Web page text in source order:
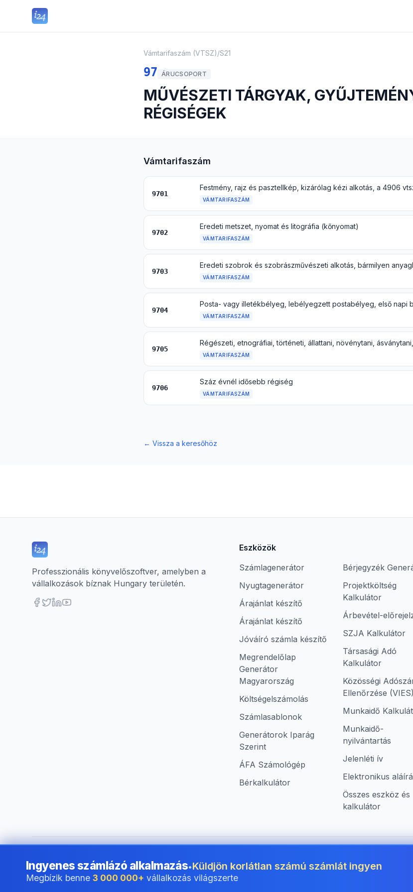
Vámtarifaszám (VTSZ)/S21
97 ÁRUCSOPORT
MŰVÉSZETI TÁRGYAK,
RÉGISÉGEK
Vámtarifaszám
9701
VÁMTARIFASZÁM
9702
Eredeti metszet, nyomat és litográfia (kőnyomat)
VÁMTARIFASZÁM
9703
Eredeti szobrok és szobrászművészeti alkotás, bármilyen
VÁMTARIFASZÁM
9704
VÁMTARIFASZÁM
9705
VÁMTARIFASZÁM
9706
Száz évnél idősebb régiség
VÁMTARIFASZÁM
← Vissza a keresőhöz
Professzionális könyvelőszoftver, amelyben a
vállalkozások bíznak Hungary területén.
Eszközök
Számlagenerátor
Nyugtagenerátor
Árajánlat készítő
Árajánlat készítő
Jóváíró számla készítő
Megrendelőlap
Generátor
Magyarország
Költségelszámolás
Számlasablonok
Generátorok Iparág
Szerint
ÁFA Számológép
Bérkalkulátor
Bérjegyzék
Projektköltség
Kalkulátor
Árbevétel-
SZJA Kalkulátor
Társasági Adó
Kalkulátor
Közösségi
Ellenőrzése (VIES)
Munkaidő
Munkaidő-
nyilvántartás
Jelenléti ív
Elektronikus
Összes eszköz és
kalkulátor
©2026i24 Limited. All rights reserved.•Vállalkozások számára Hungary területén
Ingyenes számlázó alkalmazás•Küldjön korlátlan számú számlát ingyen
Megbízik benne 3 000 000+ vállalkozás világszerte